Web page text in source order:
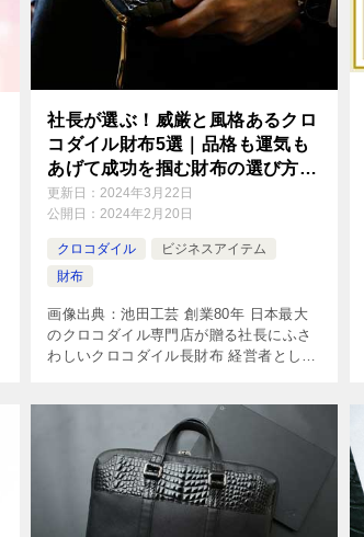
社長が選ぶ！威厳と風格あるクロ
コダイル財布5選｜品格も運気も
あげて成功を掴む財布の選び方も
解説
更新日：2024年3月22日
公開日：2024年2月20日
クロコダイル
ビジネスアイテム
財布
画像出典：池田工芸 創業80年 日本最大
のクロコダイル専門店が贈る社長にふさ
わしいクロコダイル長財布 経営者とし
品格が求められます。 そんな社長にとっ